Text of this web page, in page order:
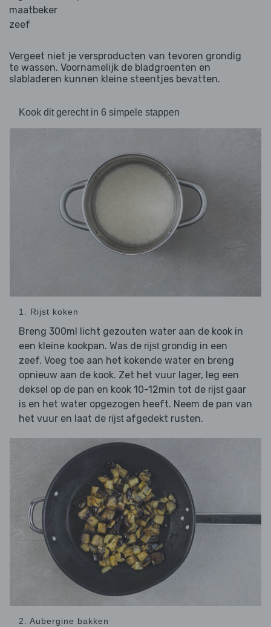
maatbeker
zeef
Vergeet niet je versproducten van tevoren grondig
te wassen. Voornamelijk de bladgroenten en
slabladeren kunnen kleine steentjes bevatten.
Kook dit gerecht in 6 simpele stappen
1. Rijst koken
Breng 300ml licht gezouten water aan de kook in
een kleine kookpan. Was de rijst grondig in een
zeef. Voeg toe aan het kokende water en breng
opnieuw aan de kook. Zet het vuur lager, leg een
deksel op de pan en kook 10-12min tot de rijst gaar
is en het water opgezogen heeft. Neem de pan van
het vuur en laat de rijst afgedekt rusten.
2. Aubergine bakken